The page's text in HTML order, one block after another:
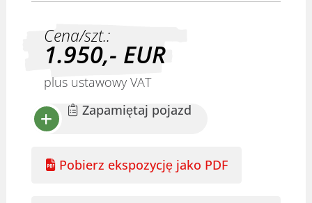
Cena/szt.:
1.950,- EUR
plus ustawowy VAT
Zapamiętaj pojazd
Pobierz ekspozycję jako PDF